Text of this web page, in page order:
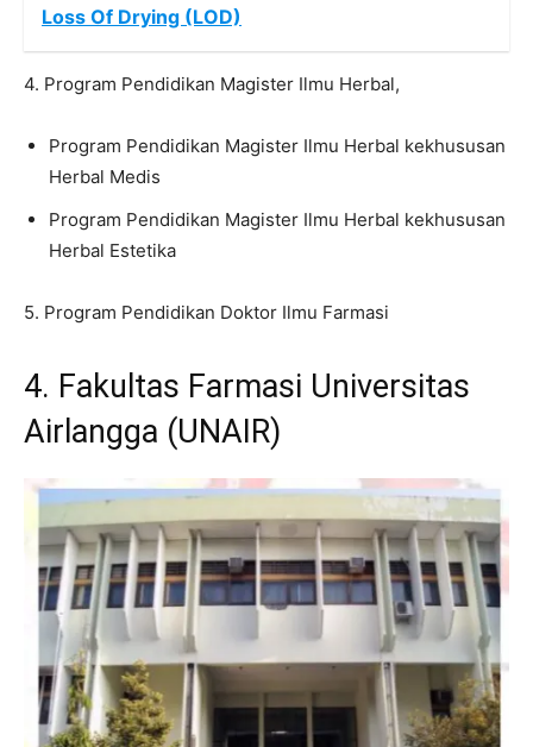
Loss Of Drying (LOD)
4. Program Pendidikan Magister Ilmu Herbal,
Program Pendidikan Magister Ilmu Herbal kekhususan
Herbal Medis
Program Pendidikan Magister Ilmu Herbal kekhususan
Herbal Estetika
5. Program Pendidikan Doktor Ilmu Farmasi
4. Fakultas Farmasi Universitas
Airlangga (UNAIR)